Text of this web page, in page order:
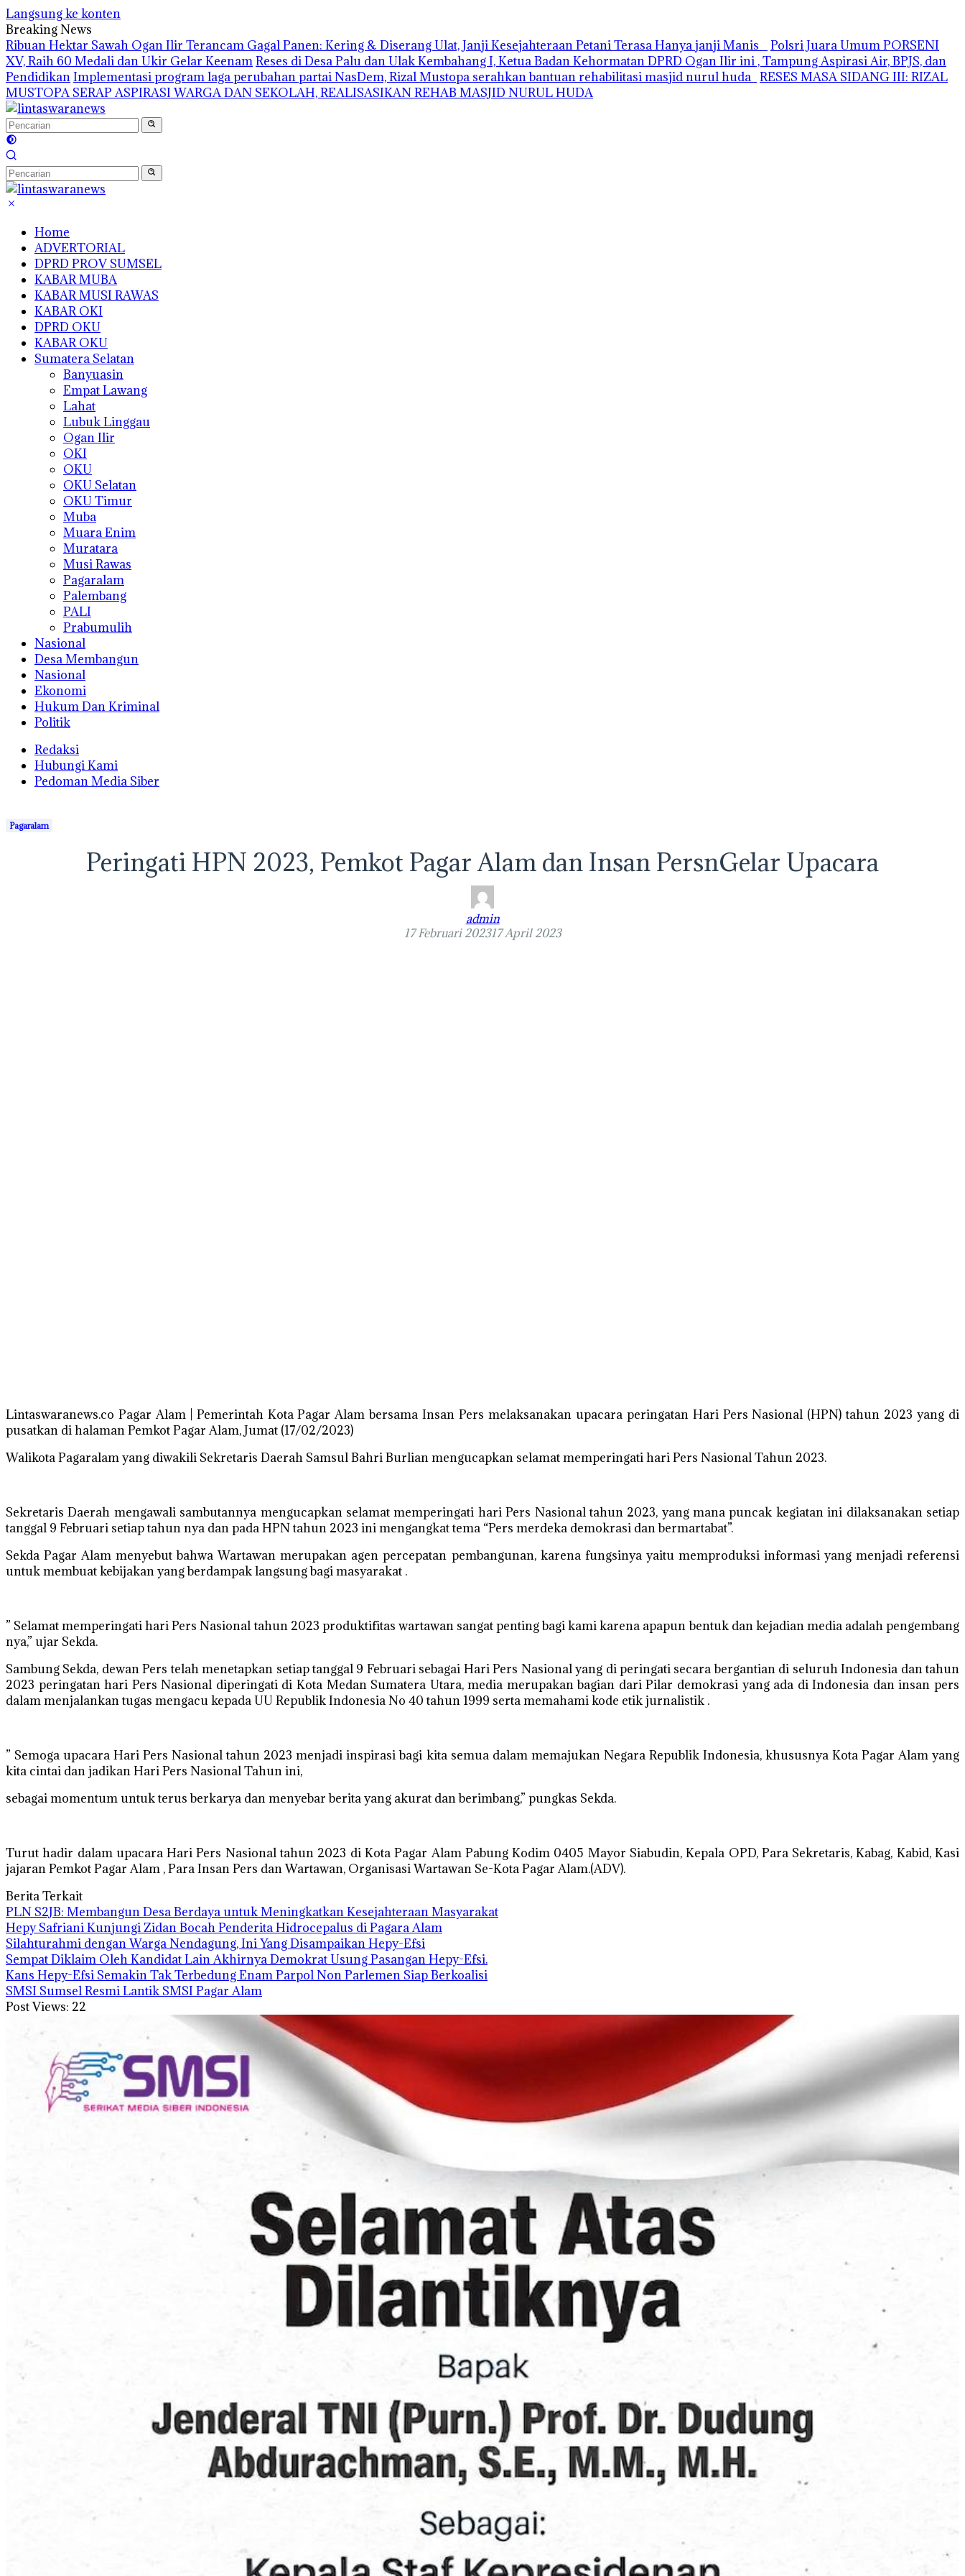
Langsung ke konten
Breaking News
Ribuan Hektar Sawah Ogan Ilir Terancam Gagal Panen: Kering & Diserang Ulat, Janji Kesejahteraan Petani Terasa Hanya janji Manis
Polsri Juara Umum PORSENI
XV, Raih 60 Medali dan Ukir Gelar KeenamReses di Desa Palu dan Ulak Kembahang I, Ketua Badan Kehormatan DPRD Ogan Ilir ini , Tampung Aspirasi Air, BPJS, dan
PendidikanImplementasi program laga perubahan partai NasDem, Rizal Mustopa serahkan bantuan rehabilitasi masjid nurul huda RESES MASA SIDANG III: RIZAL
MUSTOPA SERAP ASPIRASI WARGA DAN SEKOLAH, REALISASIKAN REHAB MASJID NURUL HUDA
Home
ADVERTORIAL
DPRD PROV SUMSEL
KABAR MUBA
KABAR MUSI RAWAS
KABAR OKI
DPRD OKU
KABAR OKU
Sumatera Selatan
Banyuasin
Empat Lawang
Lahat
Lubuk Linggau
Ogan Ilir
OKI
OKU
OKU Selatan
OKU Timur
Muba
Muara Enim
Muratara
Musi Rawas
Pagaralam
Palembang
PALI
Prabumulih
Nasional
Desa Membangun
Nasional
Ekonomi
Hukum Dan Kriminal
Politik
Redaksi
Hubungi Kami
Pedoman Media Siber
Pagaralam
Peringati HPN 2023, Pemkot Pagar Alam dan Insan PersnGelar Upacara
admin
17 Februari 202317 April 2023
Lintaswaranews.co Pagar Alam | Pemerintah Kota Pagar Alam bersama Insan Pers melaksanakan upacara peringatan Hari Pers Nasional (HPN) tahun 2023 yang di
pusatkan di halaman Pemkot Pagar Alam, Jumat (17/02/2023)
Walikota Pagaralam yang diwakili Sekretaris Daerah Samsul Bahri Burlian mengucapkan selamat memperingati hari Pers Nasional Tahun 2023.
Sekretaris Daerah mengawali sambutannya mengucapkan selamat memperingati hari Pers Nasional tahun 2023, yang mana puncak kegiatan ini dilaksanakan setiap
tanggal 9 Februari setiap tahun nya dan pada HPN tahun 2023 ini mengangkat tema “Pers merdeka demokrasi dan bermartabat”.
Sekda Pagar Alam menyebut bahwa Wartawan merupakan agen percepatan pembangunan, karena fungsinya yaitu memproduksi informasi yang menjadi referensi
untuk membuat kebijakan yang berdampak langsung bagi masyarakat .
” Selamat memperingati hari Pers Nasional tahun 2023 produktifitas wartawan sangat penting bagi kami karena apapun bentuk dan kejadian media adalah pengembang
nya,” ujar Sekda.
Sambung Sekda, dewan Pers telah menetapkan setiap tanggal 9 Februari sebagai Hari Pers Nasional yang di peringati secara bergantian di seluruh Indonesia dan tahun
2023 peringatan hari Pers Nasional diperingati di Kota Medan Sumatera Utara, media merupakan bagian dari Pilar demokrasi yang ada di Indonesia dan insan pers
dalam menjalankan tugas mengacu kepada UU Republik Indonesia No 40 tahun 1999 serta memahami kode etik jurnalistik .
” Semoga upacara Hari Pers Nasional tahun 2023 menjadi inspirasi bagi kita semua dalam memajukan Negara Republik Indonesia, khususnya Kota Pagar Alam yang
kita cintai dan jadikan Hari Pers Nasional Tahun ini,
sebagai momentum untuk terus berkarya dan menyebar berita yang akurat dan berimbang,” pungkas Sekda.
Turut hadir dalam upacara Hari Pers Nasional tahun 2023 di Kota Pagar Alam Pabung Kodim 0405 Mayor Siabudin, Kepala OPD, Para Sekretaris, Kabag, Kabid, Kasi
jajaran Pemkot Pagar Alam , Para Insan Pers dan Wartawan, Organisasi Wartawan Se-Kota Pagar Alam.(ADV).
Berita Terkait
PLN S2JB: Membangun Desa Berdaya untuk Meningkatkan Kesejahteraan Masyarakat
Hepy Safriani Kunjungi Zidan Bocah Penderita Hidrocepalus di Pagara Alam
Silahturahmi dengan Warga Nendagung, Ini Yang Disampaikan Hepy-Efsi
Sempat Diklaim Oleh Kandidat Lain Akhirnya Demokrat Usung Pasangan Hepy-Efsi.
Kans Hepy-Efsi Semakin Tak Terbedung Enam Parpol Non Parlemen Siap Berkoalisi
SMSI Sumsel Resmi Lantik SMSI Pagar Alam
Post Views: 22